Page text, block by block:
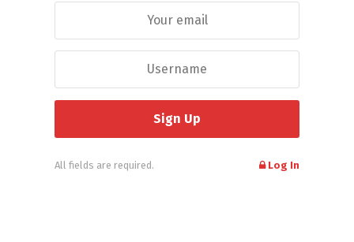
All fields are required. Log In